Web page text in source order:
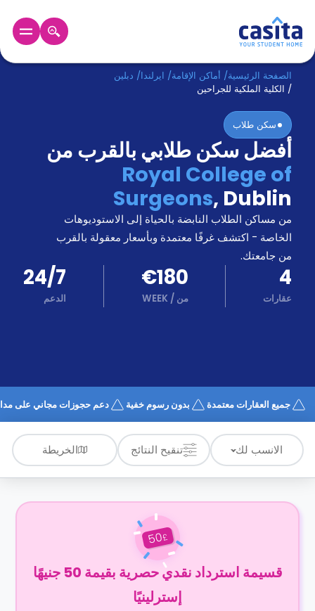
الرئيسية عربي EUR
دخول
حجز
السكن
من
نحن؟
المدونة
أخبر
أصدقائك
و
اكسب
كن
شريكا
الدعم
كيف
تعمل؟
الأسئلة
الشائعة
الصفحة الرئيسية/ أماكن الإقامة/ ايرلندا/ دبلين
/ الكلية الملكية للجراحين
سكن طلاب
أفضل سكن طلابي بالقرب من
Royal College of
Surgeons, Dublin
من مساكن الطلاب النابضة بالحياة إلى الاستوديوهات
الخاصة - اكتشف غرفًا معتمدة وبأسعار معقولة بالقرب
من جامعتك.
4
عقارات
€180
من /
WEEK
24/7
الدعم
جميع العقارات معتمدة بدون رسوم خفية دعم حجوزات مجاني على مدار
الانسب لك تنقيح النتائج الخريطة
£
50
قسيمة استرداد نقدي حصرية بقيمة 50 جنيهًا
إسترلينيًا